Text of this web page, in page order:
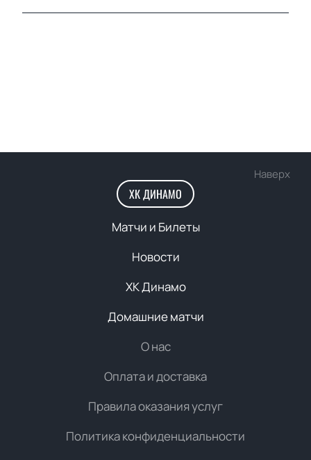
Наверх
ХК ДИНАМО
Матчи и Билеты
Новости
ХК Динамо
Домашние матчи
О нас
Оплата и доставка
Правила оказания услуг
Политика конфиденциальности